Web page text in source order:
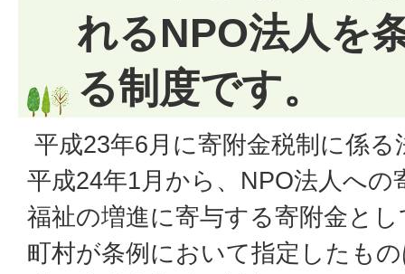
れるNPO法人を
る制度です。
平成23年6月に寄附金税制に係
平成24年1月から、NPO法人への
福祉の増進に寄与する寄附金と
町村が条例において指定したも